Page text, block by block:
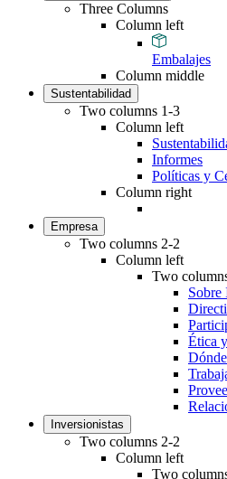
Three Columns
Column left
Embalajes
Column middle
Sustentabilidad
Two columns 1-3
Column left
Informes
Políticas y
Column right
Empresa
Two columns 2-2
Column left
Two
Sobre
Ética
Inversionistas
Two columns 2-2
Column left
Two